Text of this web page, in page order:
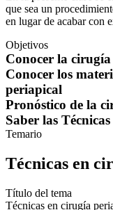
que sea un
en lugar de acabar con
Objetivos
Conocer la
Conocer los
periapical
Pronóstico de la
Saber las
Temario
Técnicas en
Título del tema
Técnicas en cirugía